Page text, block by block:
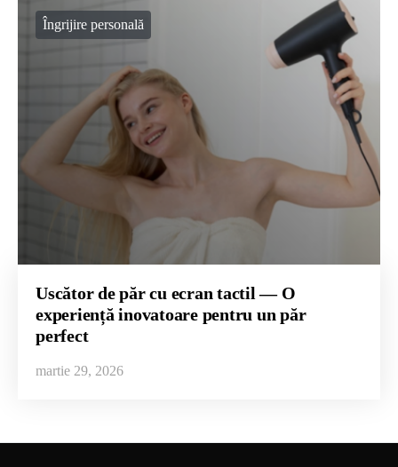
Îngrijire personală
Uscător de păr cu ecran tactil — O
experiență inovatoare pentru un păr
perfect
martie 29, 2026